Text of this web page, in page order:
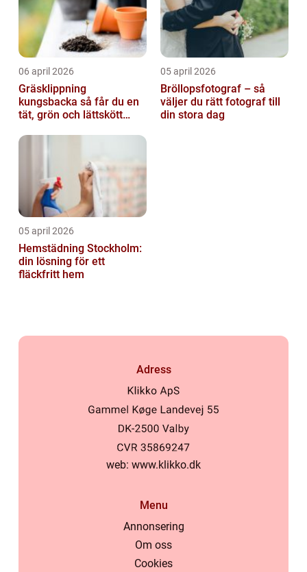
06 april 2026
Gräsklippning
kungsbacka så får du en
tät, grön och lättskött
05 april 2026
Bröllopsfotograf – så
väljer du rätt fotograf till
din stora dag
05 april 2026
Hemstädning Stockholm:
din lösning för ett
fläckfritt hem
Adress
web: www.klikko.dk
Menu
Annonsering
Om oss
Cookies